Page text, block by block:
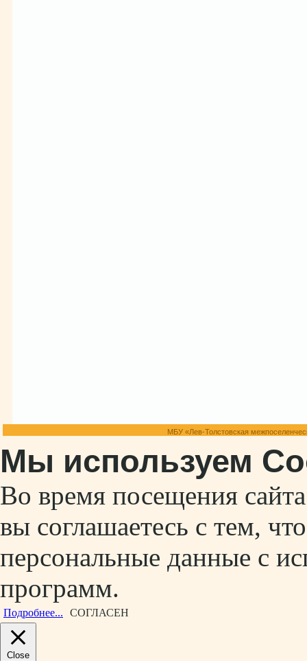
МБУ «Лев-Толстовская
Мы используем
Во время посещения
вы соглашаетесь с тем,
персональные данные с
программ.
Подробнее... СОГЛАСЕН
Close